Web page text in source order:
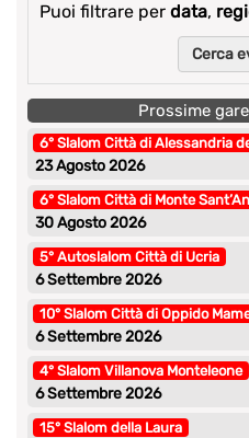
Puoi filtrare per data,
Cerca
Prossime
6° Slalom Città di Alessandria
23 Agosto 2026
6° Slalom Città di Monte
30 Agosto 2026
5° Autoslalom Città di Ucria
6 Settembre 2026
10° Slalom Città di Oppido
6 Settembre 2026
4° Slalom Villanova Monteleone
6 Settembre 2026
15° Slalom della Laura